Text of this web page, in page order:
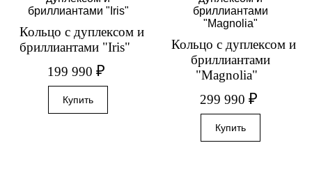
Кольцо с дуплексом и
бриллиантами "Iris"
199 990₽
Кольцо с дуплексом и
бриллиантами
"Magnolia"
299 990 ₽